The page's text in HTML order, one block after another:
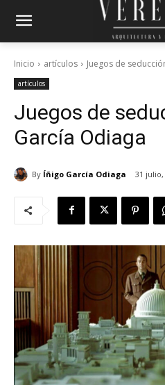
Inicio artículos Juegos de
artículos
Juegos de
García Odiaga
By Íñigo García Odiaga 31 julio,